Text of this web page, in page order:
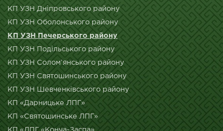
КП УЗН Дніпровського району
КП УЗН Оболонського району
КП УЗН Печерського району
КП УЗН Подільського району
КП УЗН Солом’янського району
КП УЗН Святошинського району
КП УЗН Шевченківського району
КП «Дарницьке ЛПГ»
КП «Святошинське ЛПГ»